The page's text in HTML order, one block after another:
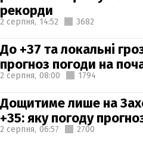
рекорди
2 серпня, 14:52 3682
До +37 та локальні
прогноз погоди на
2 серпня, 08:00 1794
Дощитиме лише на
+35: яку погоду
2 серпня, 06:57 2700